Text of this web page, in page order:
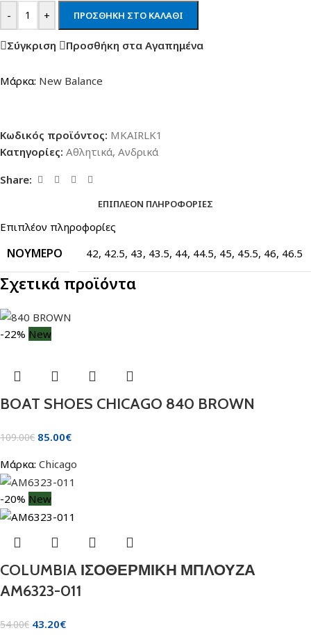
- + ΠΡΟΣΘΉΚΗ ΣΤΟ ΚΑΛΆΘΙ
Σύγκριση Προσθήκη στα Αγαπημένα
Μάρκα: New Balance
Κωδικός προϊόντος: MKAIRLK1
Κατηγορίες: Αθλητικά, Ανδρικά
Share:
ΕΠΙΠΛΈΟΝ ΠΛΗΡΟΦΟΡΊΕΣ
Επιπλέον πληροφορίες
ΝΟΎΜΕΡΟ 42, 42.5, 43, 43.5, 44, 44.5, 45, 45.5, 46, 46.5
Σχετικά προϊόντα
-22% New
BOAT SHOES CHICAGO 840 BROWN
109.00€ 85.00€
Μάρκα: Chicago
-20% New
COLUMBIA ΙΣΟΘΕΡΜΙΚΗ ΜΠΛΟΥΖΑ
AM6323-011
54.00€ 43.20€